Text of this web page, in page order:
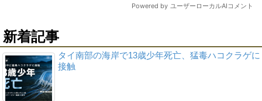
新着記事
タイ南部の海岸で13歳少年死亡、猛毒ハコクラゲに
接触